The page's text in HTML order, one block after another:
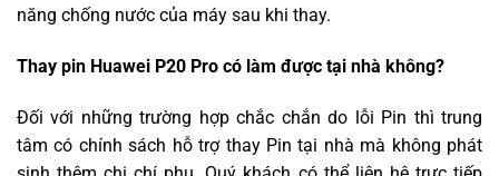
năng chống nước của máy sau khi thay.
Thay pin Huawei P20 Pro có làm được tại nhà không?
Đối với những trường hợp chắc chắn do lỗi Pin thì trung
tâm có chính sách hỗ trợ thay Pin tại nhà mà không phát